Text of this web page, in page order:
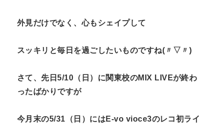
外見だけでなく、心もシェイプして
スッキリと毎日を過ごしたいものですね(〃▽〃)
さて、先日5/10（日）に関東校のMIX LIVEが終わ
ったばかりですが
今月末の5/31（日）にはE-vo vioce3のレコ初ライ